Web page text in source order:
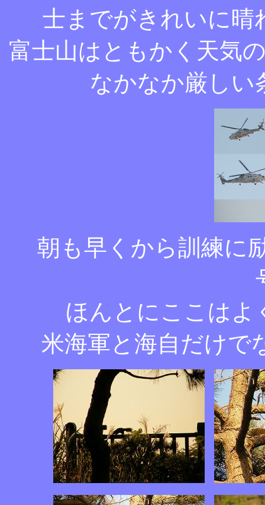
士までがきれいに晴
富士山はともかく天気
なかなか厳しい
朝も早くから訓練に
ほんとにここはよ
米海軍と海自だけで